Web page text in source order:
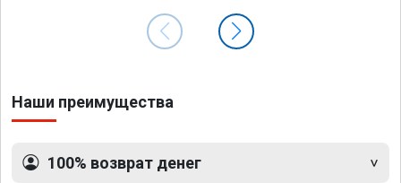
Наши преимущества
100% возврат денег